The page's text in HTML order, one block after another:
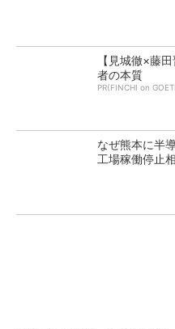
【見城徹×藤
者の本質
PR(FINCHI on
なぜ熊本に半
工場稼働停止